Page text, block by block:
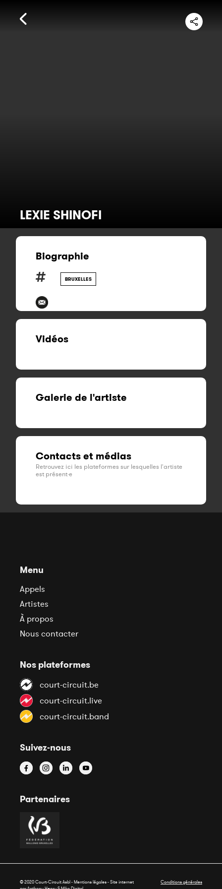
LEXIE SHINOFI
Biographie
BRUXELLES
Vidéos
Galerie de l'artiste
Contacts et médias
Retrouvez ici les plateformes sur lesquelles l'artiste
est présent·e
Menu
Appels
Artistes
À propos
Nous contacter
Nos plateformes
court-circuit.be
court-circuit.live
court-circuit.band
Suivez-nous
Partenaires
© 2020 Court-Circuit Asbl - Mentions légales - Site internet
Conditions générales